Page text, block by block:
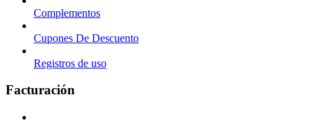
Complementos
Cupones De Descuento
Registros de uso
Facturación